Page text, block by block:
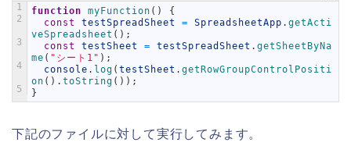
1
2
3
4
5
function myFunction ( )
{
const
testSpreadSheet = SpreadsheetApp . getActi
veSpreadsheet ( ) ;
const
testSheet = testSpreadSheet . getSheetByNa
me ( "シート1" ) ;
console . log ( testSheet . getRowGroupControlPositi
on ( ) . toString ( ) ) ;
}
下記のファイルに対して実行してみます。